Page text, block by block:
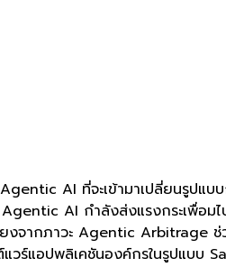
AI ที่จะเข้ามาเปลี่ยนรูปแบ
AI กำลังส่งแรงกระเพื่อมไ
จากภาวะ Agentic Arbitrage ช่ว
ร์แอปพลิเคชันองค์กรในรูปแบบ